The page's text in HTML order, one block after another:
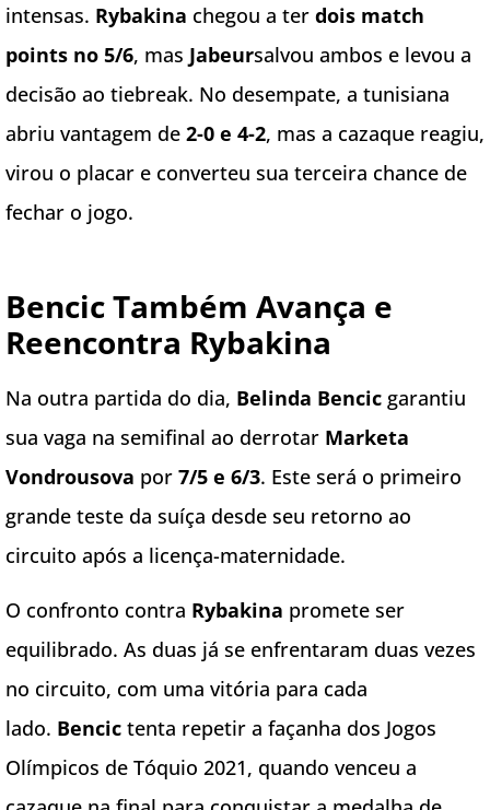
intensas. Rybakina chegou a ter dois match
points no 5/6, mas Jabeursalvou ambos e levou a
decisão ao tiebreak. No desempate, a tunisiana
abriu vantagem de 2-0 e 4-2, mas a cazaque reagiu,
virou o placar e converteu sua terceira chance de
fechar o jogo.
Bencic Também Avança e
Reencontra Rybakina
Na outra partida do dia, Belinda Bencic garantiu
sua vaga na semifinal ao derrotar Marketa
Vondrousova por 7/5 e 6/3. Este será o primeiro
grande teste da suíça desde seu retorno ao
circuito após a licença-maternidade.
O confronto contra Rybakina promete ser
equilibrado. As duas já se enfrentaram duas vezes
no circuito, com uma vitória para cada
lado. Bencic tenta repetir a façanha dos Jogos
Olímpicos de Tóquio 2021, quando venceu a